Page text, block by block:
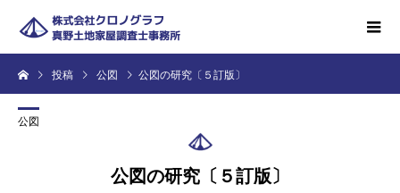
投稿 公図 公図の研究〔５訂版〕
公図
公図の研究〔５訂版〕